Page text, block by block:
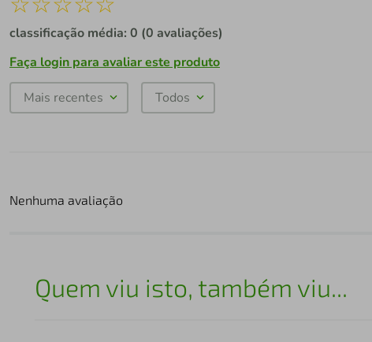
classificação média: 0 (0 avaliações)
Faça login para avaliar este produto
Mais recentes Todos
Nenhuma avaliação
Quem viu isto, também viu...